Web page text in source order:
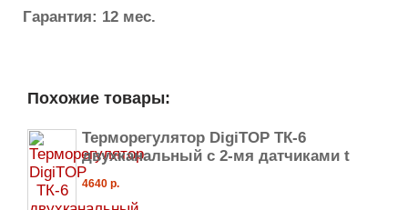
Гарантия: 12 мес.
Похожие товары:
Терморегулятор DigiTOP ТК-6
двухканальный с 2-мя датчиками t
4640 р.